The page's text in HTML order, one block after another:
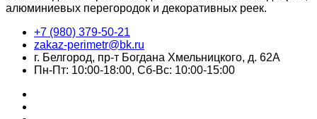
алюминиевых перегородок и декоративных реек.
+7 (980) 379-50-21
zakaz-perimetr@bk.ru
г. Белгород, пр-т Богдана Хмельницкого, д. 62А
Пн-Пт: 10:00-18:00, Сб-Вс: 10:00-15:00